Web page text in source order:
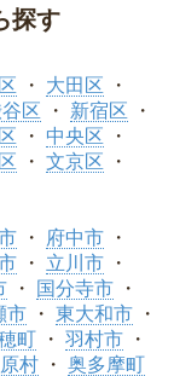
探す
大田区
区
新宿区
中央区
文京区
府中市
立川市
国分寺市
市
東大和市
町
羽村市
村 奥多摩町